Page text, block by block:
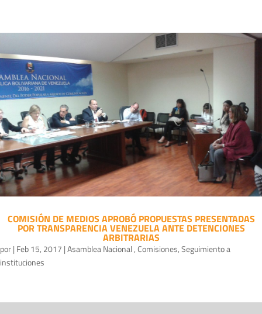
COMISIÓN DE MEDIOS APROBÓ PROPUESTAS PRESENTADAS
POR TRANSPARENCIA VENEZUELA ANTE DETENCIONES
ARBITRARIAS
por| Feb 15, 2017 |Asamblea Nacional,Comisiones,Seguimiento a
instituciones